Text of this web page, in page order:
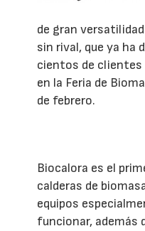
de gran
sin rival, que ya ha
cientos de clientes
en la Feria de
de febrero.
Biocalora es el
calderas de
equipos
funcionar, además